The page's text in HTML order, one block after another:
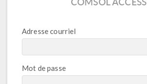
Adresse courriel
Mot de passe